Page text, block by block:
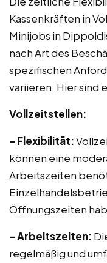
Kassenkräften in
Minijobs in
nach Art des
spezifischen
variieren. Hier sind
Vollzeitstellen:
– Flexibilität:
können eine
Arbeitszeiten
Öffnungszeiten
– Arbeitszeiten:
regelmäßig und